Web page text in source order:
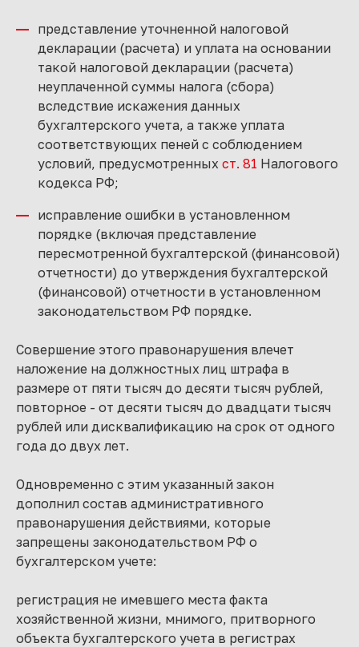
представление уточненной налоговой
декларации (расчета) и уплата на основании
такой налоговой декларации (расчета)
неуплаченной суммы налога (сбора)
вследствие искажения данных
бухгалтерского учета, а также уплата
соответствующих пеней с соблюдением
условий, предусмотренных ст. 81 Налогового
кодекса РФ;
исправление ошибки в установленном
порядке (включая представление
пересмотренной бухгалтерской (финансовой)
отчетности) до утверждения бухгалтерской
(финансовой) отчетности в установленном
законодательством РФ порядке.
Совершение этого правонарушения влечет
наложение на должностных лиц штрафа в
размере от пяти тысяч до десяти тысяч рублей,
повторное - от десяти тысяч до двадцати тысяч
рублей или дисквалификацию на срок от одного
года до двух лет.
Одновременно с этим указанный закон
дополнил состав административного
правонарушения действиями, которые
запрещены законодательством РФ о
бухгалтерском учете:
регистрация не имевшего места факта
хозяйственной жизни, мнимого, притворного
объекта бухгалтерского учета в регистрах